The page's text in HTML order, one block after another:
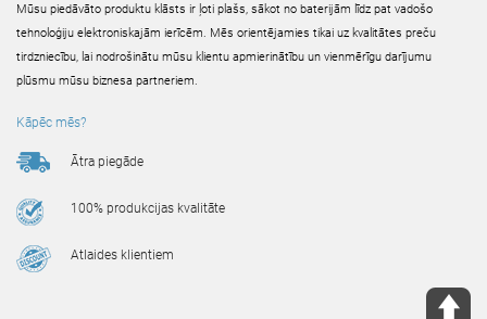
Mūsu piedāvāto produktu klāsts ir ļoti plašs, sākot no baterijām līdz pat vadošo
tehnoloģiju elektroniskajām ierīcēm. Mēs orientējamies tikai uz kvalitātes preču
tirdzniecību, lai nodrošinātu mūsu klientu apmierinātību un vienmērīgu darījumu
plūsmu mūsu biznesa partneriem.
Kāpēc mēs?
Ātra piegāde
100% produkcijas kvalitāte
Atlaides klientiem